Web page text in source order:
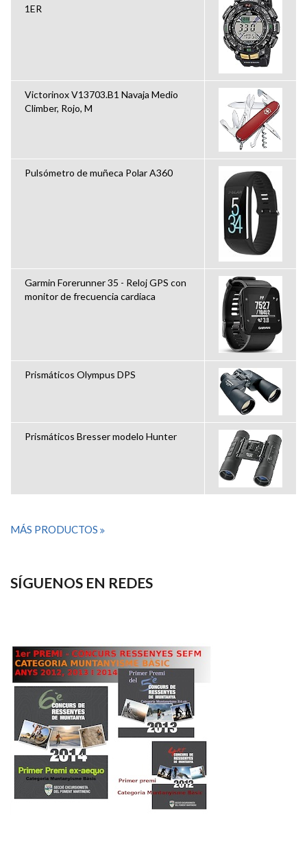
1ER
Victorinox V13703.B1 Navaja Medio
Climber, Rojo, M
Pulsómetro de muñeca Polar A360
Garmin Forerunner 35 - Reloj GPS con
monitor de frecuencia cardiaca
Prismáticos Olympus DPS
Prismáticos Bresser modelo Hunter
MÁS PRODUCTOS
SÍGUENOS EN REDES